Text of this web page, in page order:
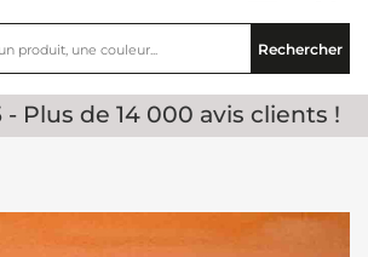
Rechercher
5 - Plus de 14 000 avis clients !